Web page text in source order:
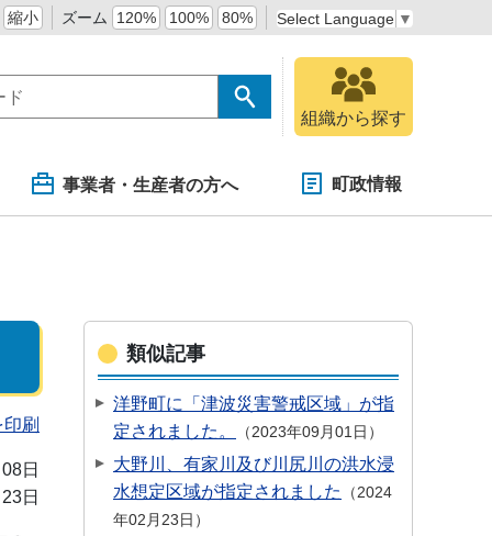
縮小 ズーム 120% 100% 80% Select Language ▼
組織から探す
事業者・生産者の方へ 町政情報
刷
日
日
類似記事
洋野町に「津波災害警戒区域」が指
定されました。
2023年09月01日
大野川、有家川及び川尻川の洪水浸
水想定区域が指定されました
2024
年02月23日